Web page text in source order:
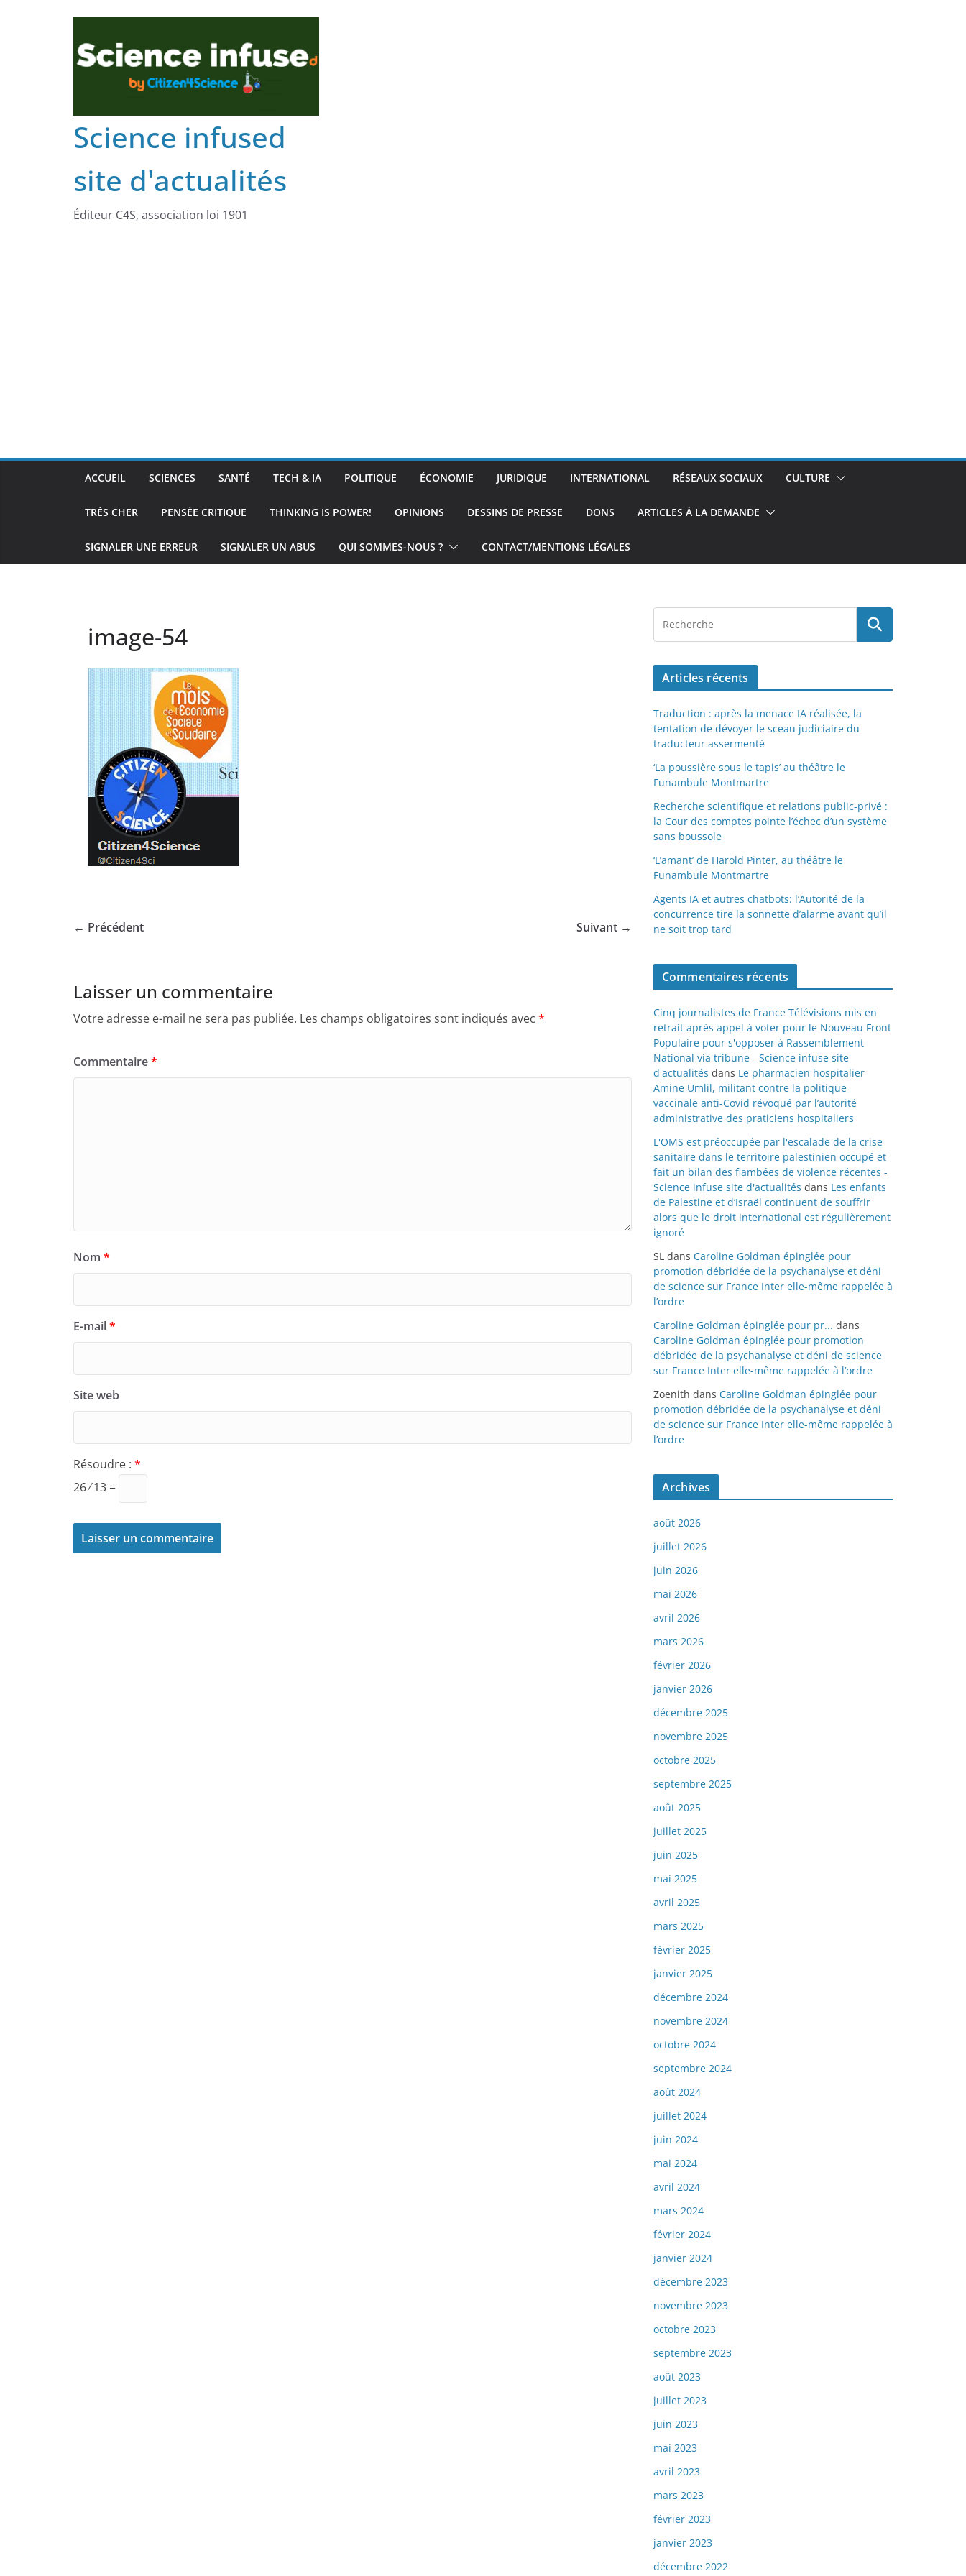
Science infused
site d'actualités
Éditeur C4S, association loi 1901
ACCUEIL SCIENCES SANTÉ TECH & IA POLITIQUE ÉCONOMIE JURIDIQUE INTERNATIONAL RÉSEAUX SOCIAUX CULTURE
TRÈS CHER PENSÉE CRITIQUE THINKING IS POWER! OPINIONS DESSINS DE PRESSE DONS ARTICLES À LA DEMANDE
SIGNALER UNE ERREUR SIGNALER UN ABUS QUI SOMMES-NOUS ? CONTACT/MENTIONS LÉGALES
image-54
← Précédent Suivant →
Laisser un commentaire
Votre adresse e-mail ne sera pas publiée. Les champs obligatoires sont indiqués avec *
Commentaire*
Nom *
E-mail*
Site web
Résoudre : *
26 ⁄ 13 =
Articles récents
Traduction : après la menace IA réalisée, la
tentation de dévoyer le sceau judiciaire du
traducteur assermenté
‘La poussière sous le tapis’ au théâtre le
Funambule Montmartre
Recherche scientifique et relations public-privé :
la Cour des comptes pointe l’échec d’un système
sans boussole
‘L’amant’ de Harold Pinter, au théâtre le
Funambule Montmartre
Agents IA et autres chatbots: l’Autorité de la
concurrence tire la sonnette d’alarme avant qu’il
ne soit trop tard
Commentaires récents
Cinq journalistes de France Télévisions mis en
retrait après appel à voter pour le Nouveau Front
Populaire pour s'opposer à Rassemblement
National via tribune - Science infuse site
d'actualités dans Le pharmacien hospitalier
Amine Umlil, militant contre la politique
vaccinale anti-Covid révoqué par l’autorité
administrative des praticiens hospitaliers
L'OMS est préoccupée par l'escalade de la crise
sanitaire dans le territoire palestinien occupé et
fait un bilan des flambées de violence récentes -
Science infuse site d'actualités dans Les enfants
de Palestine et d’Israël continuent de souffrir
alors que le droit international est régulièrement
ignoré
SL dans Caroline Goldman épinglée pour
promotion débridée de la psychanalyse et déni
de science sur France Inter elle-même rappelée à
l’ordre
Caroline Goldman épinglée pour pr... dans
Caroline Goldman épinglée pour promotion
débridée de la psychanalyse et déni de science
sur France Inter elle-même rappelée à l’ordre
Zoenith dans Caroline Goldman épinglée pour
promotion débridée de la psychanalyse et déni
de science sur France Inter elle-même rappelée à
l’ordre
Archives
août 2026
juillet 2026
juin 2026
mai 2026
avril 2026
mars 2026
février 2026
janvier 2026
décembre 2025
novembre 2025
octobre 2025
septembre 2025
août 2025
juillet 2025
juin 2025
mai 2025
avril 2025
mars 2025
février 2025
janvier 2025
décembre 2024
novembre 2024
octobre 2024
septembre 2024
août 2024
juillet 2024
juin 2024
mai 2024
avril 2024
mars 2024
février 2024
janvier 2024
décembre 2023
novembre 2023
octobre 2023
septembre 2023
août 2023
juillet 2023
juin 2023
mai 2023
avril 2023
mars 2023
février 2023
janvier 2023
décembre 2022